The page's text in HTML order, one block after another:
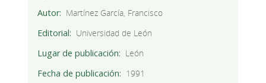
Autor
Martínez García, Francisco
Editorial
Universidad de León
Lugar de publicación
León
Fecha de publicación
1991